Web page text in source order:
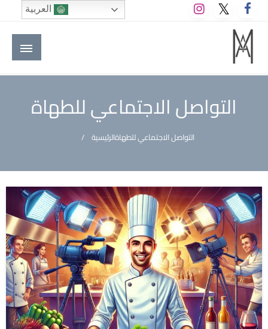
التخطي
إلى
المحتوى
M A hotels | إم ايه هوتيلز
الموقع الأول للعاملين في الفنادق في العالم العربي
التواصل الاجتماعي للطهاة
الرئيسيةالتواصل الاجتماعي للطهاة
العربية